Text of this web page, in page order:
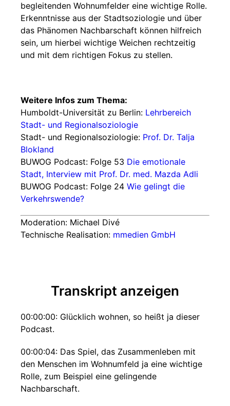
begleitenden Wohnumfelder eine wichtige Rolle.
Erkenntnisse aus der Stadtsoziologie und über
das Phänomen Nachbarschaft können hilfreich
sein, um hierbei wichtige Weichen rechtzeitig
und mit dem richtigen Fokus zu stellen.
Weitere Infos zum Thema:
Humboldt-Universität zu Berlin: Lehrbereich
Stadt- und Regionalsoziologie
Stadt- und Regionalsoziologie: Prof. Dr. Talja
Blokland
BUWOG Podcast: Folge 53 Die emotionale
Stadt, Interview mit Prof. Dr. med. Mazda Adli
BUWOG Podcast: Folge 24 Wie gelingt die
Verkehrswende?
Moderation: Michael Divé
Technische Realisation: mmedien GmbH
Transkript anzeigen
00:00:00: Glücklich wohnen, so heißt ja dieser
Podcast.
00:00:04: Das Spiel, das Zusammenleben mit
den Menschen im Wohnumfeld ja eine wichtige
Rolle, zum Beispiel eine gelingende
Nachbarschaft.